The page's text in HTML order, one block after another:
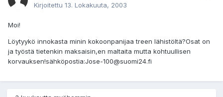
Kirjoitettu 13. Lokakuuta, 2003
Moi!
Löytyykö innokasta minin kokoonpanijaa treen lähistöltä?Osat on
ja työstä tietenkin maksaisin,en maltaita mutta kohtuullisen
korvauksen!sähköpostia:Jose-100@suomi24.fi